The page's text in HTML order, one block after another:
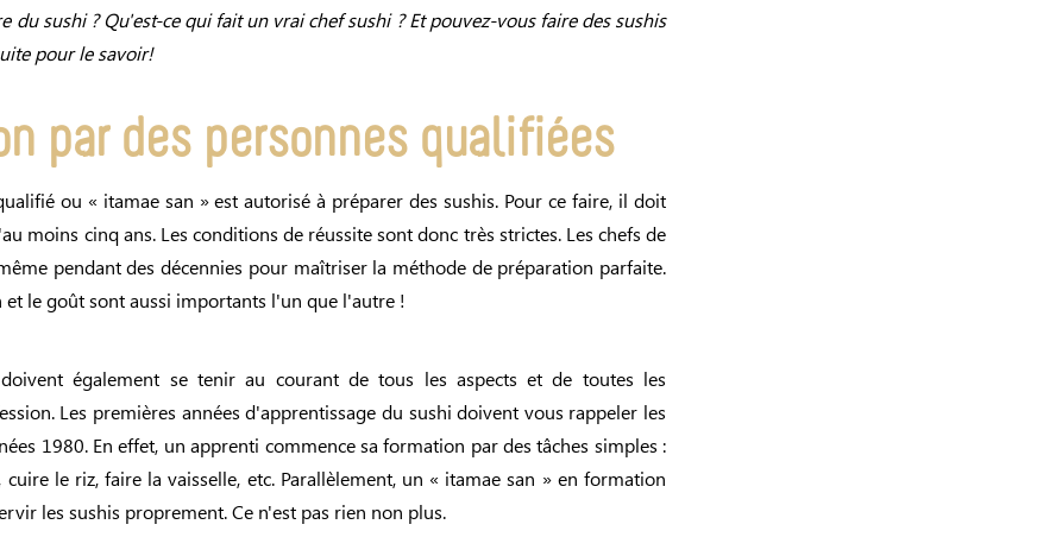
du sushi ? Qu'est-ce qui fait un vrai chef sushi ? Et pouvez-vous faire des sushis
pour le savoir!
par des personnes qualifiées
ou « itamae san » est autorisé à préparer des sushis. Pour ce faire, il doit
moins cinq ans. Les conditions de réussite sont donc très strictes. Les chefs de
pendant des décennies pour maîtriser la méthode de préparation parfaite.
et le goût sont aussi importants l'un que l'autre !
également se tenir au courant de tous les aspects et de toutes les
Les premières années d'apprentissage du sushi doivent vous rappeler les
1980. En effet, un apprenti commence sa formation par des tâches simples :
le riz, faire la vaisselle, etc. Parallèlement, un « itamae san » en formation
les sushis proprement. Ce n'est pas rien non plus.